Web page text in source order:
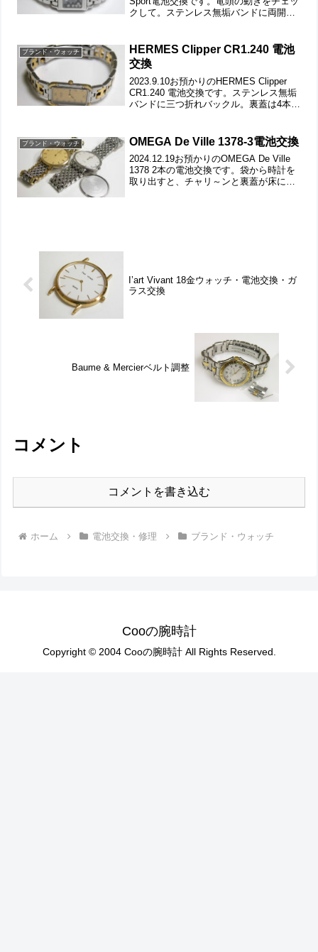
クして。ステンレス無垢バンドに両開き
これがムーブメントで。ムーブメン...
ブランド・ウォッチ
HERMES Clipper CR1.240 電池
交換
2023.9.10お預かりのHERMES Clipper
CR1.240 電池交換です。ステンレス無垢
バンドに三つ折れバックル。裏蓋は4本ネ
ムーブメントで。ムーブメント...
ブランド・ウォッチ OMEGA De Ville 1378-3電池交換
2024.12.19お預かりのOMEGA De Ville
1378 2本の電池交換です。袋から時計を
取り出すと、チャリ～ンと裏蓋が床に転
I’art Vivant 18金ウォッチ・電池交換・ガ
ラス交換
Baume & Mercierベルト調整
コメント
コメントを書き込む
ホーム 電池交換・修理 ブランド・ウォッチ
Cooの腕時計
Copyright © 2004 Cooの腕時計 All Rights Reserved.